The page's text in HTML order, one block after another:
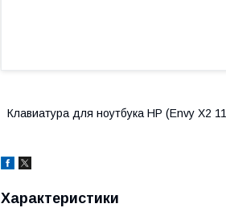
Клавиатура для ноутбука HP (Envy X2
Характеристики